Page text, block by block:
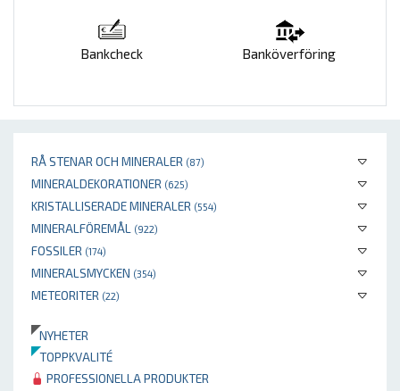
RÅ STENAR OCH MINERALER (87)
MINERALDEKORATIONER (625)
KRISTALLISERADE MINERALER (554)
MINERALFÖREMÅL (922)
FOSSILER (174)
MINERALSMYCKEN (354)
METEORITER (22)
NYHETER
TOPPKVALITÉ
PROFESSIONELLA PRODUKTER
Bankcheck Banköverföring